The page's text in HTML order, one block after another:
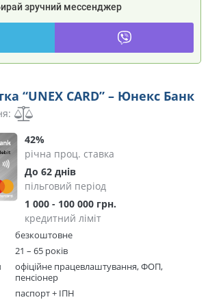
зручний мессенджер
“UNEX CARD” – Юнекс Банк
42%
річна проц. ставка
До 62 днів
пільговий період
1 000 - 100 000 грн.
кредитний ліміт
безкоштовне
21 – 65 років
офіційне працевлаштування, ФОП,
пенсіонер
паспорт + ІПН